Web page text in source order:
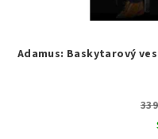
Adamus: Baskytarový